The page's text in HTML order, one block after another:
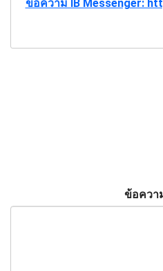
ข้อความ IB Messenger:
ข้อควา